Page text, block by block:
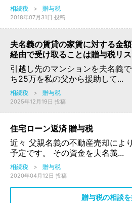
相続税 > 贈与税
2018年07月31日 投稿
夫名義の賃貸の家賃に対する金
経由で受け取ることは贈与税リ
引越し先のマンションを夫名義
ち25万を私の父から援助して...
相続税 > 贈与税
2025年12月19日 投稿
住宅ローン返済 贈与税
近々 父親名義の不動産売却によ
予定です。 その資金を夫名義...
相続税 > 贈与税
2020年04月12日 投稿
贈与税の相談